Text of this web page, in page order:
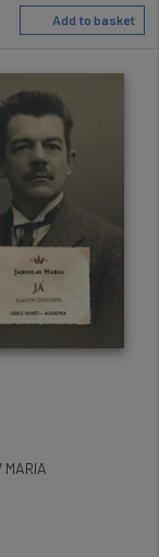
Add to basket